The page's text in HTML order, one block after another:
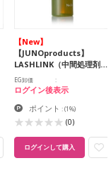
【New】
【JUNOproducts】
LASHLINK（中間処理剤…
EG卸価
ログイン後表示
ポイント :(1%)
(0)
ログインして購入